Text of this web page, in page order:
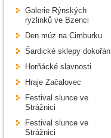
Galerie Rýnských
ryzlinků ve Bzenci
Den múz na Cimburku
Šardické sklepy dokořán
Horňácké slavnosti
Hraje Začalovec
Festival slunce ve
Strážnici
Festival slunce ve
Strážnici